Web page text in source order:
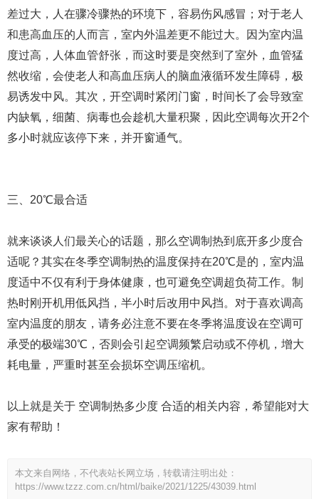
差过大，人在骤冷骤热的环境下，容易伤风感冒；对于老人
和患高血压的人而言，室内外温差更不能过大。因为室内温
度过高，人体血管舒张，而这时要是突然到了室外，血管猛
然收缩，会使老人和高血压病人的脑血液循环发生障碍，极
易诱发中风。其次，开空调时紧闭门窗，时间长了会导致室
内缺氧，细菌、病毒也会趁机大量积聚，因此空调每次开2个
多小时就应该停下来，并开窗通气。
三、20℃最合适
就来谈谈人们最关心的话题，那么空调制热到底开多少度合
适呢？其实在冬季空调制热的温度保持在20℃是的，室内温
度适中不仅有利于身体健康，也可避免空调超负荷工作。制
热时刚开机用低风挡，半小时后改用中风挡。对于喜欢调高
室内温度的朋友，请务必注意不要在冬季将温度设在空调可
承受的极端30℃，否则会引起空调频繁启动或不停机，增大
耗电量，严重时甚至会损坏空调压缩机。
以上就是关于 空调制热多少度 合适的相关内容，希望能对大
家有帮助！
本文来自网络，不代表站长网立场，转载请注明出处：
https://www.tzzz.com.cn/html/baike/2021/1225/43039.html